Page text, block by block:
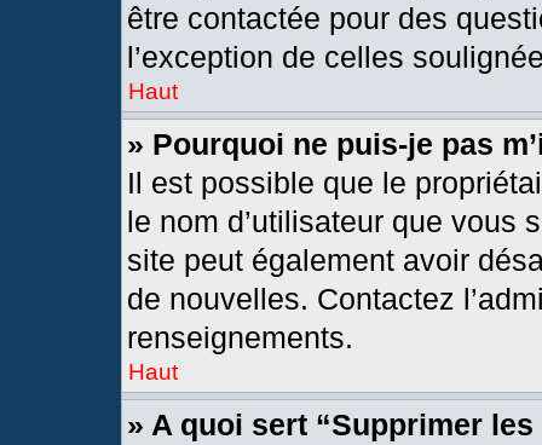
être contactée pour des
l’exception de celles
Haut
» Pourquoi ne puis-je pas
Il est possible que le
le nom d’utilisateur que vous
site peut également avoir
de nouvelles. Contactez
renseignements.
Haut
» A quoi sert “Supprimer